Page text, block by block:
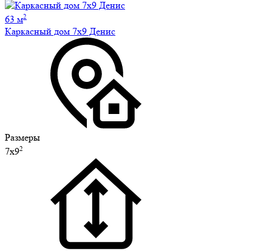
63 м2
Каркасный дом 7х9 Денис
Размеры
7х92